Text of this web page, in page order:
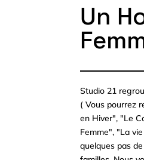
Un
Studio 21
( Vous pourrez
en Hiver", "Le
Femme", "La
quelques pas